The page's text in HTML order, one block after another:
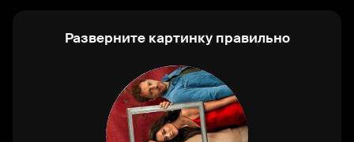
Разверните картинку правильно